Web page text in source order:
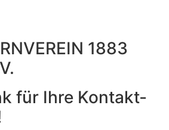
1883
für Ihre Kontakt­